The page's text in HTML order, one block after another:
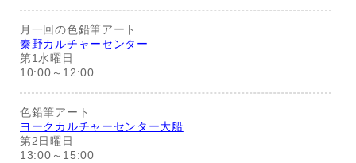
月一回の色鉛筆アート
秦野カルチャーセンター
第1水曜日
10:00～12:00
色鉛筆アート
ヨークカルチャーセンター大船
第2日曜日
13:00～15:00